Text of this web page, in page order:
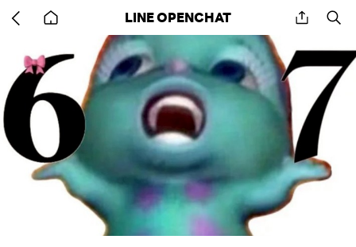
back LINE OPENCHAT share